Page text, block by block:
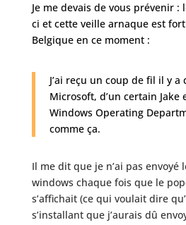
Je me devais de vous prévenir :
ci et cette veille arnaque est
Belgique en ce moment :
J’ai reçu un coup de fil il y
Microsoft, d’un certain Jake
Windows Operating
comme ça.
Il me dit que je n’ai pas envoyé
windows chaque fois que le
s’affichait (ce qui voulait dire
s’installant que j’aurais dû